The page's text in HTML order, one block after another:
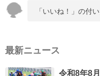
「いいね！」の付
最新ニュース
令和8年8